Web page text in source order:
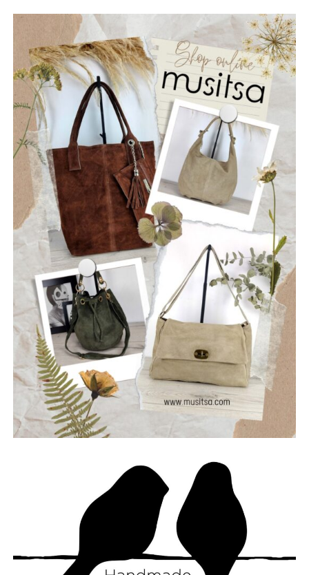
μπάσο, Billy Nikolarakis στην ηλεκτρική κιθάρα
(rhythm + vocals) και Chris Fakiolas στα lead vocals.
ΡΩΓΜΕΣ
Οι “Ρωγμές” είναι ένα νεοσύστατο ελληνικό ροκ
συγκρότημα που ιδρύθηκε τον Ιούλιο του 2025, με έδρα
την Ναύπακτο. Το όνομά τους αντικατοπτρίζει τη
φιλοσοφία τους: να ραγίσουν τις βεβαιότητες, να σπάσουν
τη σιωπή και να αφήσουν το φως να περάσει μέσα από τις
ρωγμές της καθημερινότητας. Με ήχο που ισορροπεί
ανάμεσα στο εναλλακτικό ροκ, τον ελληνικό στίχο και την
ωμή ενέργεια της σκηνής, οι Ρωγμές δημιουργούν
μουσική που μιλά για την κοινωνία, τις εσωτερικές μάχες
και την ανάγκη για αλήθεια.
Μέλη του συγκροτήματος: Ανδρεόπουλος Αντώνης –
Φωνή & Κιθάρα, Σαράντης Δημήτρης – Κιθάρα, Νικολάου
Θωμάς – Μπάσο, Μηλιώνης Γρηγόρης – Τύμπανα.